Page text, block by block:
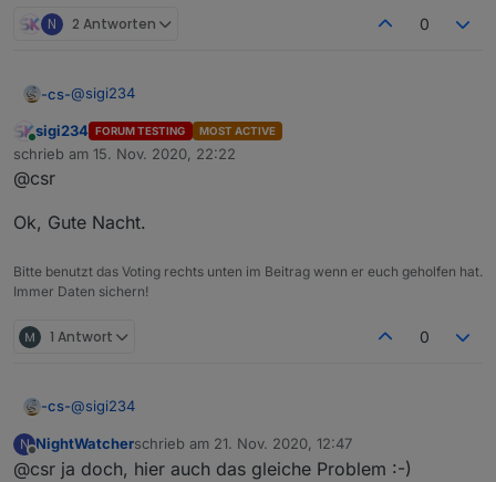
N 2 Antworten 0
-cs-@sigi234
Nö, aber ein Bett in das ich jetzt muss
Morgen muss wieder Kohle für diese Spielereien
... Achso dennoch Danke
Online
sigi234 FORUM TESTING MOST ACTIVE
schrieb am 15. Nov. 2020, 22:22
zuletzt editiert von
@csr
Ok, Gute Nacht.
Bitte benutzt das Voting rechts unten im Beitrag wenn er euch geholfen hat.
Immer Daten sichern!
1 Antwort 0
-cs-@sigi234
Nö, aber ein Bett in das ich jetzt muss
Morgen muss wieder Kohle für diese Spielereien
N
Offline
NightWatcherschrieb am 21. Nov. 2020, 12:47
zuletzt editiert von
@csr ja doch, hier auch das gleiche Problem :-)